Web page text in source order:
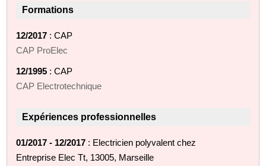
Formations
12/2017 : CAP
CAP ProElec
12/1995 : CAP
CAP Electrotechnique
Expériences professionnelles
01/2017 - 12/2017 : Electricien polyvalent chez
Entreprise Elec Tt, 13005, Marseille